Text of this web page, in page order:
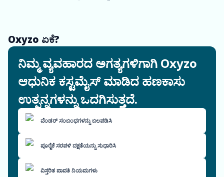
Oxyzo ಏಕೆ?
ನಿಮ್ಮ ವ್ಯವಹಾರದ ಅಗತ್ಯಗಳಿಗಾಗಿ Oxyzo
ಆಧುನಿಕ ಕಸ್ಟಮೈಸ್ ಮಾಡಿದ ಹಣಕಾಸು
ಉತ್ಪನ್ನಗಳನ್ನು ಒದಗಿಸುತ್ತದೆ.
ವೆಂಡರ್ ಸಂಬಂಧಗಳನ್ನು ಬಲಪಡಿಸಿ
ಪೂರೈಕೆ ಸರಪಳಿ ದಕ್ಷತೆಯನ್ನು ಸುಧಾರಿಸಿ
ವಿಸ್ತರಿತ ಪಾವತಿ ನಿಯಮಗಳು